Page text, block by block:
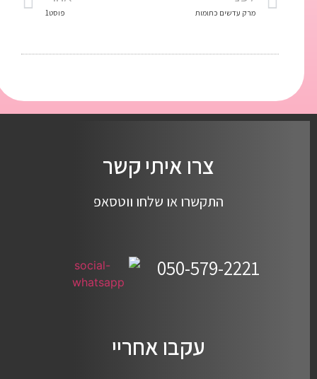
מרק עדשים כתומות פוסט1
צרו איתי קשר
התקשרו או שלחו ווטסאפ
050-579-2221
עקבו אחריי